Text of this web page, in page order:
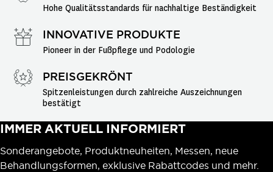
Hohe Qualitätsstandards für nachhaltige Beständigkeit
INNOVATIVE PRODUKTE
Pioneer in der Fußpflege und Podologie
PREISGEKRÖNT
Spitzenleistungen durch zahlreiche Auszeichnungen
bestätigt
IMMER AKTUELL INFORMIERT
Sonderangebote, Produktneuheiten, Messen, neue
Behandlungsformen, exklusive Rabattcodes und mehr.